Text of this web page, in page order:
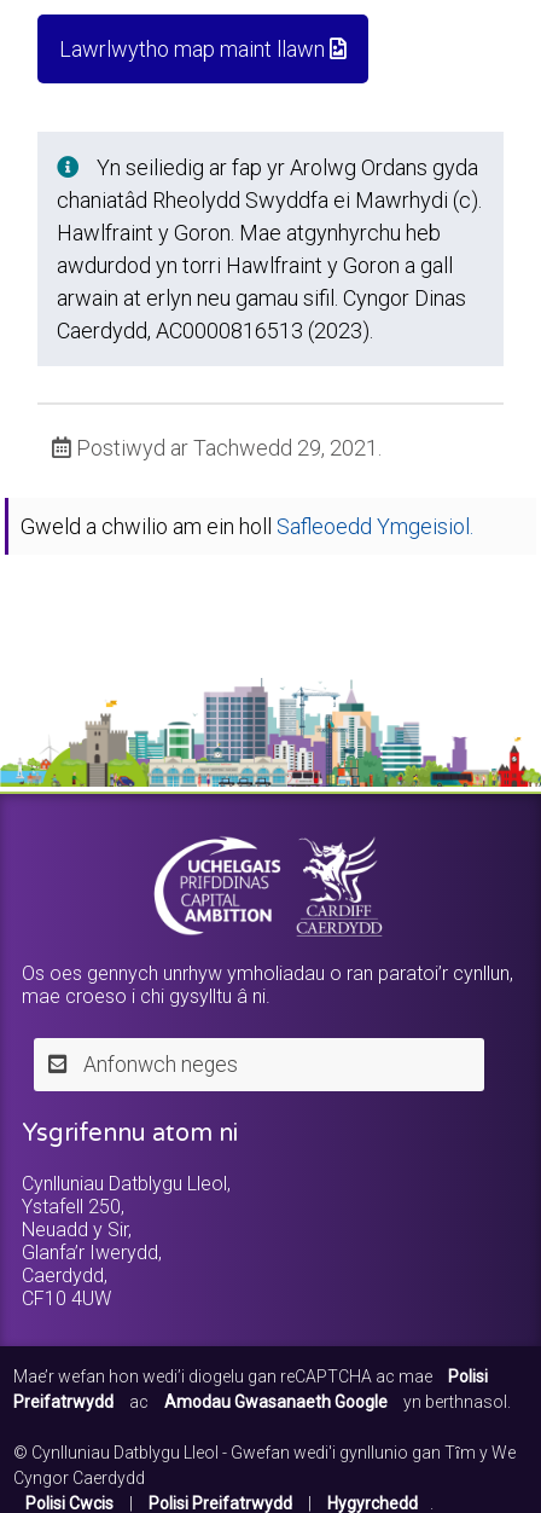
Lawrlwytho map maint llawn
Yn seiliedig ar fap yr Arolwg Ordans gyda
chaniatâd Rheolydd Swyddfa ei Mawrhydi (c).
Hawlfraint y Goron. Mae atgynhyrchu heb
awdurdod yn torri Hawlfraint y Goron a gall
arwain at erlyn neu gamau sifil. Cyngor Dinas
Caerdydd, AC0000816513 (2023).
Postiwyd ar Tachwedd 29, 2021.
Gweld a chwilio am ein holl Safleoedd Ymgeisiol.
Os oes gennych unrhyw ymholiadau o ran paratoi’r cynllun,
mae croeso i chi gysylltu â ni.
Anfonwch neges
Ysgrifennu atom ni
Cynlluniau Datblygu Lleol,
Ystafell 250,
Neuadd y Sir,
Glanfa’r Iwerydd,
Caerdydd,
CF10 4UW
Mae’r wefan hon wedi’i diogelu gan reCAPTCHA ac mae
Polisi
Preifatrwydd
ac Amodau Gwasanaeth Google yn berthnasol.
© Cynlluniau Datblygu Lleol - Gwefan wedi'i gynllunio gan Tȋm y We
Cyngor Caerdydd
Polisi Cwcis
Polisi Preifatrwydd Hygyrchedd